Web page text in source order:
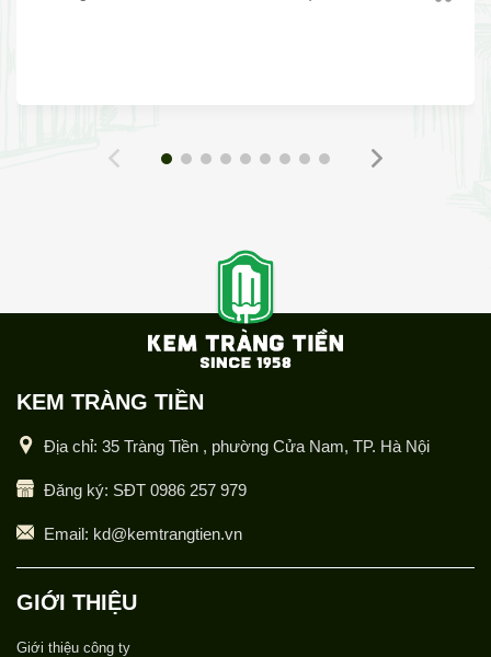
KEM TRÀNG TIỀN
Địa chỉ: 35 Tràng Tiền , phường Cửa Nam, TP. Hà Nội
Đăng ký: SĐT 0986 257 979
Email: kd@kemtrangtien.vn
GIỚI THIỆU
Giới thiệu công ty